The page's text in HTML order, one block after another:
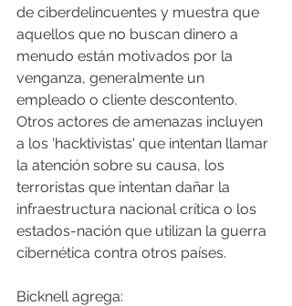
de ciberdelincuentes y muestra que
aquellos que no buscan dinero a
menudo están motivados por la
venganza, generalmente un
empleado o cliente descontento.
Otros actores de amenazas incluyen
a los 'hacktivistas' que intentan llamar
la atención sobre su causa, los
terroristas que intentan dañar la
infraestructura nacional crítica o los
estados-nación que utilizan la guerra
cibernética contra otros países.
Bicknell agrega: